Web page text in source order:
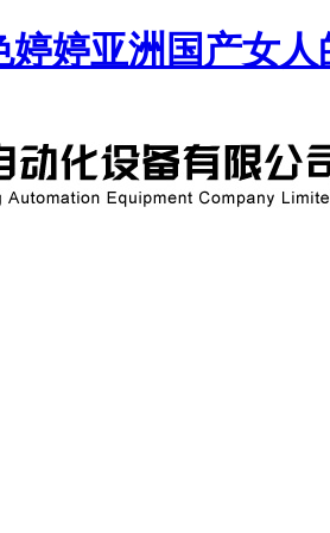
婷亚洲国产女